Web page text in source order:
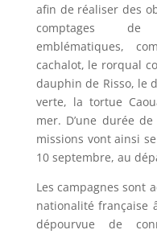
afin de réaliser des
comptages de
emblématiques,
cachalot, le rorqual
dauphin de Risso, le
verte, la tortue
mer. D’une durée
missions vont ainsi
10 septembre, au
Les campagnes sont
nationalité française
dépourvue de